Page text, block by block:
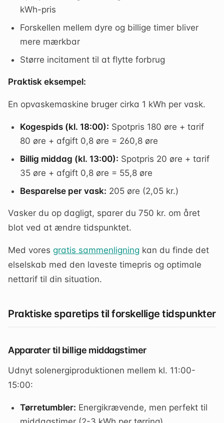
kWh-pris
Forskellen mellem dyre og billige timer bliver
mere mærkbar
Større incitament til at flytte forbrug
Praktisk eksempel:
En opvaskemaskine bruger cirka 1 kWh per vask.
Kogespids (kl. 18:00): Spotpris 180 øre + tarif
80 øre + afgift 0,8 øre = 260,8 øre
Billig middag (kl. 13:00): Spotpris 20 øre + tarif
35 øre + afgift 0,8 øre = 55,8 øre
Besparelse per vask: 205 øre (2,05 kr.)
Vasker du op dagligt, sparer du 750 kr. om året
blot ved at ændre tidspunktet.
Med vores gratis sammenligning kan du finde det
elselskab med den laveste timepris og optimale
nettarif til din situation.
Praktiske sparetips til forskellige tidspunkter
Apparater til billige middagstimer
Udnyt solenergiproduktionen mellem kl. 11:00-
15:00:
Tørretumbler: Energikrævende, men perfekt til